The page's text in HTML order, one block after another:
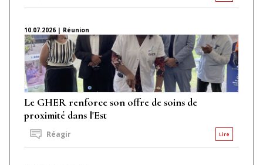
10.07.2026 | Réunion
Le GHER renforce son offre de soins de
proximité dans l'Est
Lire
Réagir